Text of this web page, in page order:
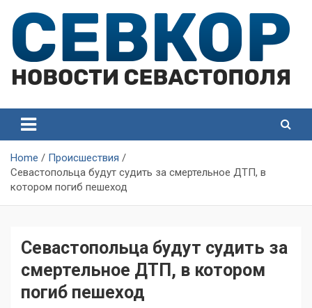
content
Севастополя
Севастополя
Home
Происшествия
Севастопольца будут судить за смертельное ДТП, в
котором погиб пешеход
Севастопольца будут судить за
смертельное ДТП, в котором
погиб пешеход